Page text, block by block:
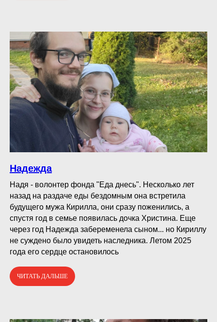
Надежда
Надя - волонтер фонда "Еда днесь". Несколько лет
назад на раздаче еды бездомным она встретила
будущего мужа Кирилла, они сразу поженились, а
спустя год в семье появилась дочка Христина. Еще
через год Надежда забеременела сыном... но Кириллу
не суждено было увидеть наследника. Летом 2025
года его сердце остановилось
ЧИТАТЬ ДАЛЬШЕ